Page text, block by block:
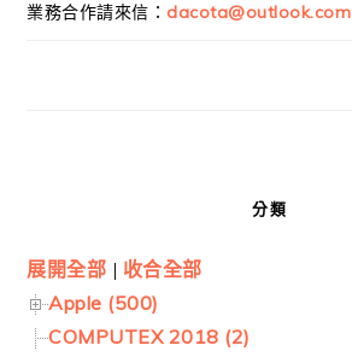
業務合作請來信： dacota@outlook.com
分類
展開全部 | 收合全部
Apple (500)
COMPUTEX 2018 (2)